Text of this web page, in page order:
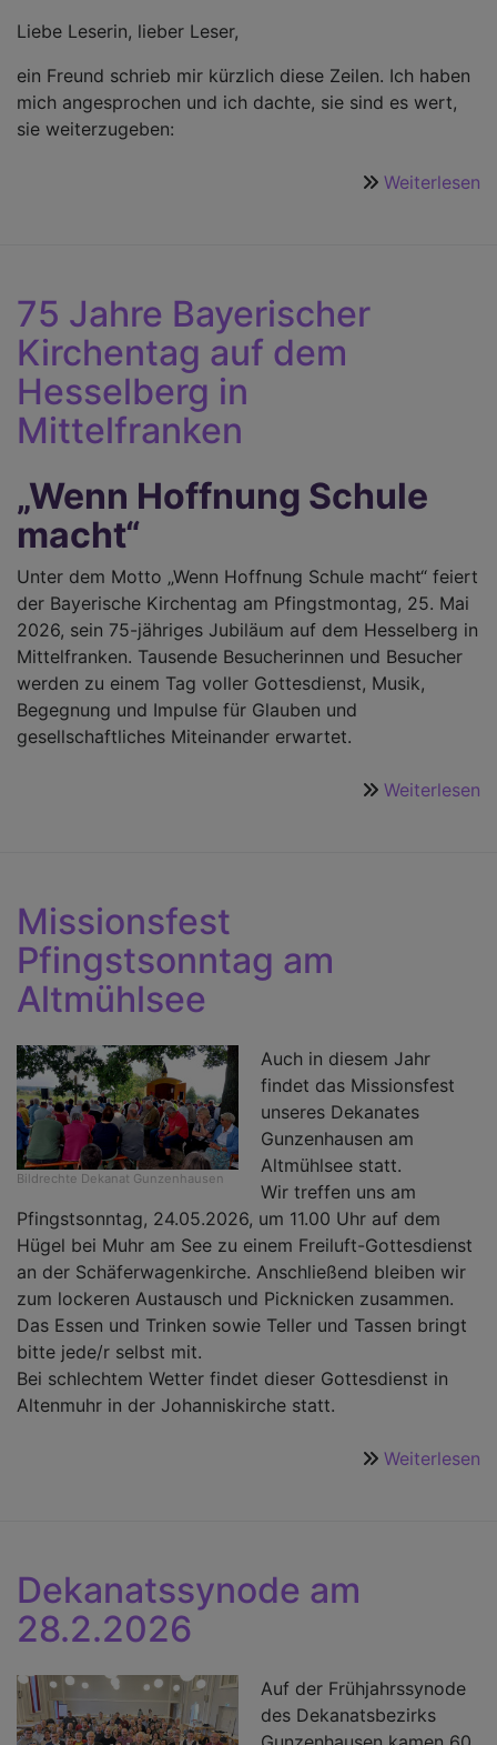
Liebe Leserin, lieber Leser,
ein Freund schrieb mir kürzlich diese Zeilen. Ich haben
mich angesprochen und ich dachte, sie sind es wert,
sie weiterzugeben:
Weiterlesen
75 Jahre Bayerischer
Kirchentag auf dem
Hesselberg in
Mittelfranken
„Wenn Hoffnung Schule
macht“
Unter dem Motto „Wenn Hoffnung Schule macht“ feiert
der Bayerische Kirchentag am Pfingstmontag, 25. Mai
2026, sein 75-jähriges Jubiläum auf dem Hesselberg in
Mittelfranken. Tausende Besucherinnen und Besucher
werden zu einem Tag voller Gottesdienst, Musik,
Begegnung und Impulse für Glauben und
gesellschaftliches Miteinander erwartet.
Weiterlesen
Missionsfest
Pfingstsonntag am
Altmühlsee
Bildrechte Dekanat Gunzenhausen
Auch in diesem Jahr
findet das Missionsfest
unseres Dekanates
Gunzenhausen am
Altmühlsee statt.
Wir treffen uns am
Pfingstsonntag, 24.05.2026, um 11.00 Uhr auf dem
Hügel bei Muhr am See zu einem Freiluft-Gottesdienst
an der Schäferwagenkirche. Anschließend bleiben wir
zum lockeren Austausch und Picknicken zusammen.
Das Essen und Trinken sowie Teller und Tassen bringt
bitte jede/r selbst mit.
Bei schlechtem Wetter findet dieser Gottesdienst in
Altenmuhr in der Johanniskirche statt.
Weiterlesen
Dekanatssynode am
28.2.2026
Auf der Frühjahrssynode
des Dekanatsbezirks